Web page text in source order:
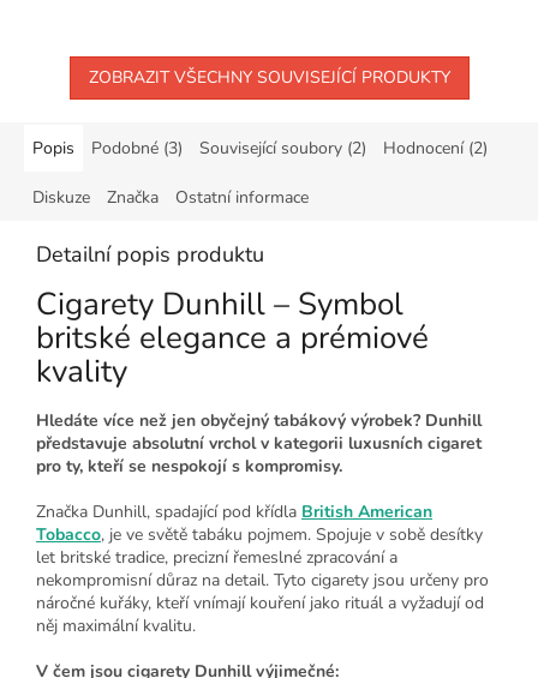
ZOBRAZIT VŠECHNY SOUVISEJÍCÍ PRODUKTY
Popis Podobné (3) Související soubory (2) Hodnocení (2)
Diskuze Značka Ostatní informace
Detailní popis produktu
Cigarety Dunhill – Symbol
britské elegance a prémiové
kvality
Hledáte více než jen obyčejný tabákový výrobek? Dunhill
představuje absolutní vrchol v kategorii luxusních cigaret
pro ty, kteří se nespokojí s kompromisy.
Značka Dunhill, spadající pod křídla British American
Tobacco, je ve světě tabáku pojmem. Spojuje v sobě desítky
let britské tradice, precizní řemeslné zpracování a
nekompromisní důraz na detail. Tyto cigarety jsou určeny pro
náročné kuřáky, kteří vnímají kouření jako rituál a vyžadují od
něj maximální kvalitu.
V čem jsou cigarety Dunhill výjimečné: